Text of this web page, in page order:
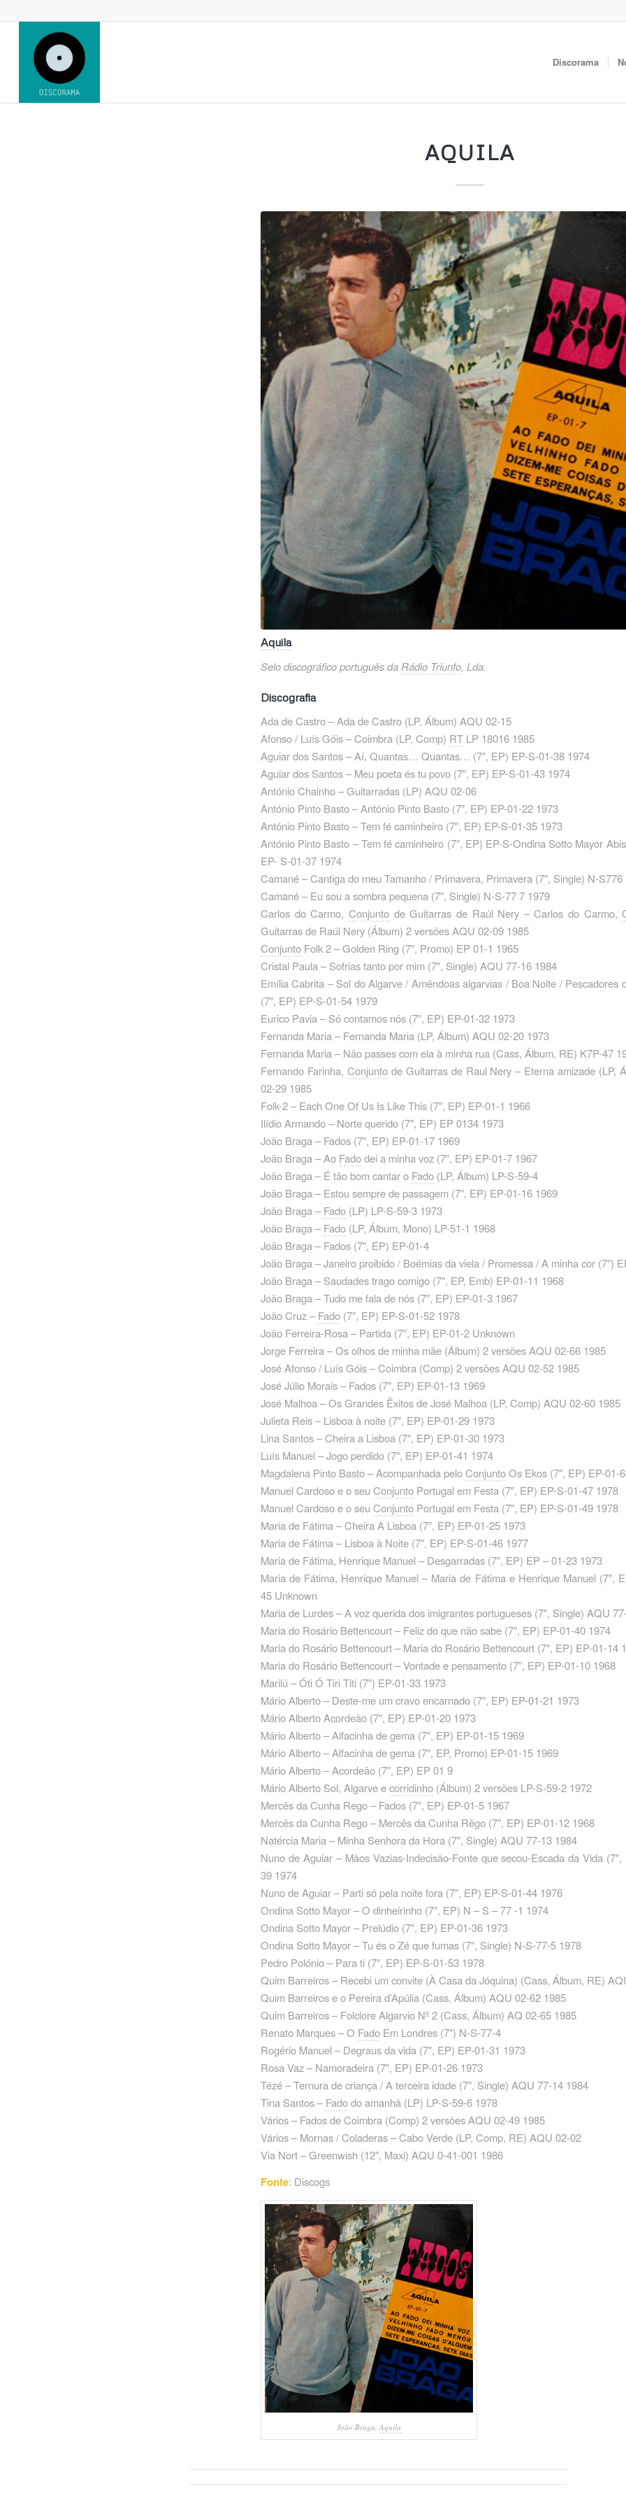
Discorama
AQUILA
Aquila
Selo discográfico português da Rádio Triunfo, Lda.
Discografia
Ada de Castro – Ada de Castro ‎(LP, Álbum) AQU 02-15
Afonso / Luís Góis – Coimbra ‎(LP, Comp) RT LP 18016 1985
Aguiar dos Santos – Aí, Quantas… Quantas… ‎(7″, EP) EP-S-01-38 1974
Aguiar dos Santos – Meu poeta és tu povo ‎(7″, EP) EP-S-01-43 1974
António Chainho – Guitarradas ‎(LP) AQU 02-06
António Pinto Basto – António Pinto Basto ‎(7″, EP) EP-01-22 1973
António Pinto Basto – Tem fé caminheiro ‎(7″, EP) EP-S-01-35 1973
António Pinto Basto – Tem fé caminheiro ‎(7″, EP) EP-S-Ondina Sotto Mayor
EP- S-01-37 1974
Camané – Cantiga do meu Tamanho / Primavera, Primavera ‎(7″, Single) N-S776
Camané – Eu sou a sombra pequena ‎(7″, Single) N-S-77 7 1979
Carlos do Carmo, Conjuntode Guitarras de Raúl Nery – Carlos do Carmo,
Guitarras de Raúl Nery (Álbum) 2 versões AQU 02-09 1985
Conjunto Folk 2 – Golden Ring ‎(7″, Promo) EP 01-1 1965
Cristal Paula – Sofrias tanto por mim ‎(7″, Single) AQU 77-16 1984
Emília Cabrita – Sol do Algarve / Amêndoas algarvias / Boa Noite / Pescadores
‎(7″, EP) EP-S-01-54 1979
Eurico Pavia – Só contamos nós ‎(7″, EP) EP-01-32 1973
Fernanda Maria – Fernanda Maria ‎(LP, Álbum) AQU 02-20 1973
Fernanda Maria – Não passes com ela à minha rua ‎(Cass, Álbum, RE) K7P-47
Fernando Farinha, Conjuntode Guitarras de Raul Nery – Eterna amizade ‎(LP,
02-29 1985
Folk-2 – Each One Of Us Is Like This ‎(7″, EP) EP-01-1 1966
Ilídio Armando – Norte querido ‎(7″, EP) EP 0134 1973
João Braga – Fados ‎(7″, EP) EP-01-17 1969
João Braga – Ao Fadodei a minha voz ‎(7″, EP) EP-01-7 1967
João Braga – É tão bom cantar o Fado ‎(LP, Álbum) LP-S-59-4
João Braga – Estou sempre de passagem ‎(7″, EP) EP-01-16 1969
João Braga –Fado ‎(LP) LP-S-59-3 1973
João Braga –Fado ‎(LP, Álbum, Mono) LP-51-1 1968
João Braga – Fados ‎(7″, EP) EP-01-4
João Braga – Janeiro proibido / Boémias da viela / Promessa / A minha cor ‎(7″)
João Braga – Saudades trago comigo ‎(7″, EP, Emb) EP-01-11 1968
João Braga – Tudo me fala de nós ‎(7″, EP) EP-01-3 1967
João Cruz –Fado ‎(7″, EP) EP-S-01-52 1978
João Ferreira-Rosa – Partida ‎(7″, EP) EP-01-2 Unknown
Jorge Ferreira – Os olhos de minha mãe (Álbum) 2 versões AQU 02-66 1985
José Afonso / Luís Góis – Coimbra (Comp) 2 versões AQU 02-52 1985
José Júlio Morais – Fados ‎(7″, EP) EP-01-13 1969
José Malhoa – Os Grandes Êxitos de José Malhoa ‎(LP, Comp) AQU 02-60 1985
Julieta Reis – Lisboa à noite ‎(7″, EP) EP-01-29 1973
Lina Santos – Cheira a Lisboa ‎(7″, EP) EP-01-30 1973
Luís Manuel – Jogo perdido ‎(7″, EP) EP-01-41 1974
Magdalena Pinto Basto – Acompanhada peloConjuntoOs Ekos ‎(7″, EP) EP-01-
Manuel Cardoso e o seu Conjunto Portugal em Festa ‎(7″, EP) EP-S-01-47 1978
Manuel Cardoso e o seu Conjunto Portugal em Festa ‎(7″, EP) EP-S-01-49 1978
Maria de Fátima – Cheira A Lisboa ‎(7″, EP) EP-01-25 1973
Maria de Fátima – Lisboa à Noite ‎(7″, EP) EP-S-01-46 1977
Maria de Fátima, Henrique Manuel – Desgarradas ‎(7″, EP) EP – 01-23 1973
Maria de Fátima, Henrique Manuel – Maria de Fátima e Henrique Manuel ‎(7″,
45 Unknown
Maria de Lurdes – A voz querida dos imigrantes portugueses ‎(7″, Single) AQU
Maria do Rosário Bettencourt – Feliz do que não sabe ‎(7″, EP) EP-01-40 1974
Maria do Rosário Bettencourt – Maria do Rosário Bettencourt ‎(7″, EP) EP-01-14
Maria do Rosário Bettencourt – Vontade e pensamento ‎(7″, EP) EP-01-10 1968
Marilú – Óti Ó Tiri Titi ‎(7″) EP-01-33 1973
Mário Alberto – Deste-me um cravo encarnado (7″, EP) EP-01-21 1973
Mário Alberto Acordeão ‎(7″, EP) EP-01-20 1973
Mário Alberto – Alfacinha de gema ‎(7″, EP) EP-01-15 1969
Mário Alberto – Alfacinha de gema ‎(7″, EP, Promo) EP-01-15 1969
Mário Alberto – Acordeão ‎(7″, EP) EP 01 9
Mário Alberto Sol, Algarve ecorridinho (Álbum) 2 versões LP-S-59-2 1972
Mercês da Cunha Rego – Fados ‎(7″, EP) EP-01-5 1967
Mercês da Cunha Rego – Mercês da Cunha Rêgo ‎(7″, EP) EP-01-12 1968
Natércia Maria – Minha Senhora da Hora ‎(7″, Single) AQU 77-13 1984
Nuno de Aguiar – Mãos Vazias-Indecisão-Fonte que secou-Escada da Vida
39 1974
Nuno de Aguiar – Parti só pela noite fora ‎(7″, EP) EP-S-01-44 1976
Ondina Sotto Mayor – O dinheirinho ‎(7″, EP) N – S – 77 -1 1974
Ondina Sotto Mayor – Prelúdio ‎(7″, EP) EP-01-36 1973
Ondina Sotto Mayor – Tu és o Zé que fumas ‎(7″, Single) N-S-77-5 1978
Pedro Polónio – Para ti ‎(7″, EP) EP-S-01-53 1978
Quim Barreiros – Recebi um convite (À Casa da Jóquina) ‎(Cass, Álbum, RE)
Quim Barreiros e o Pereira d’Apúlia ‎(Cass, Álbum) AQU 02-62 1985
Quim Barreiros – Folclore Algarvio Nº 2 ‎(Cass, Álbum) AQ 02-65 1985
Renato Marques – O Fado Em Londres ‎(7″) N-S-77-4
Rogério Manuel – Degraus da vida ‎(7″, EP) EP-01-31 1973
Rosa Vaz – Namoradeira ‎(7″, EP) EP-01-26 1973
Tézé – Ternura de criança / A terceira idade ‎(7″, Single) AQU 77-14 1984
Tina Santos –Fadodo amanhã ‎(LP) LP-S-59-6 1978
Vários – Fados de Coimbra (Comp) 2 versões AQU 02-49 1985
Vários – Mornas / Coladeras – Cabo Verde ‎(LP, Comp, RE) AQU 02-02
Via Nort – Greenwish ‎(12″, Maxi) AQU 0-41-001 1986
Fonte: Discogs
João Braga, Aquila